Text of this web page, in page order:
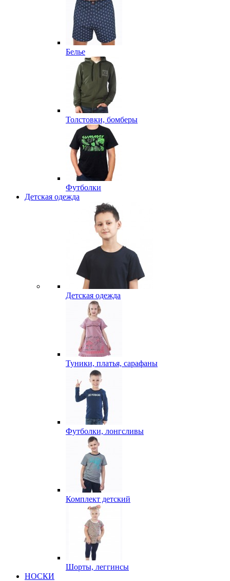
Белье
Толстовки, бомберы
Футболки
Детская одежда
Детская одежда
Туники, платья, сарафаны
Футболки, лонгсливы
Комплект детский
Шорты, леггинсы
НОСКИ